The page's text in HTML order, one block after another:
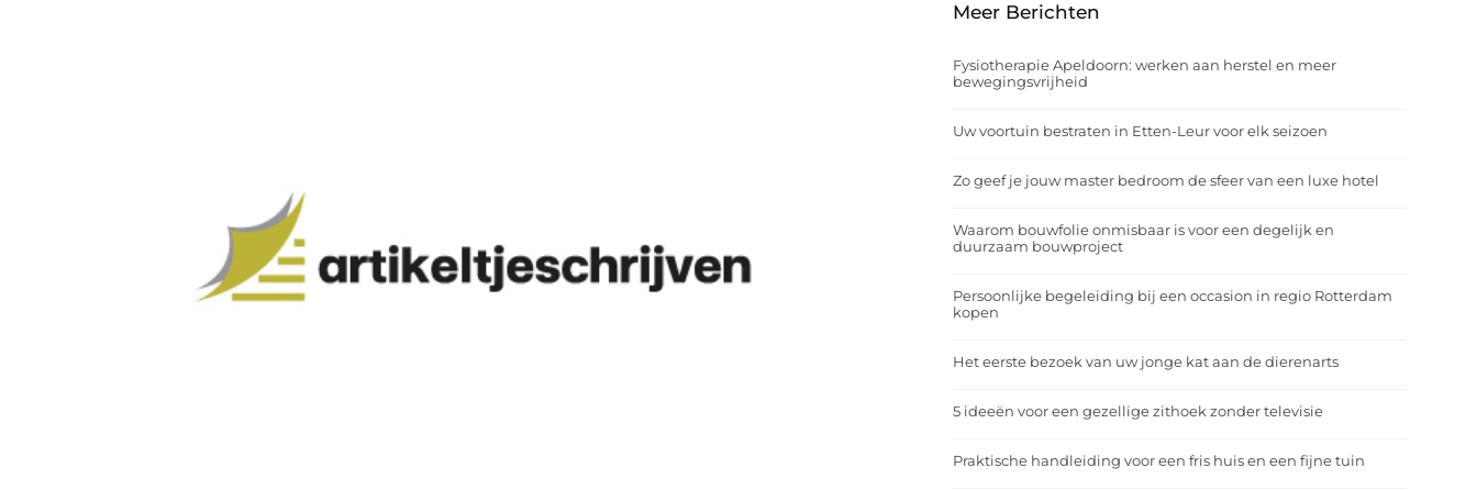
Meer Berichten
Fysiotherapie Apeldoorn: werken aan herstel en meer
bewegingsvrijheid
Uw voortuin bestraten in Etten-Leur voor elk seizoen
Zo geef je jouw master bedroom de sfeer van een luxe hotel
Waarom bouwfolie onmisbaar is voor een degelijk en
duurzaam bouwproject
Persoonlijke begeleiding bij een occasion in regio Rotterdam
kopen
Het eerste bezoek van uw jonge kat aan de dierenarts
5 ideeën voor een gezellige zithoek zonder televisie
Praktische handleiding voor een fris huis en een fijne tuin